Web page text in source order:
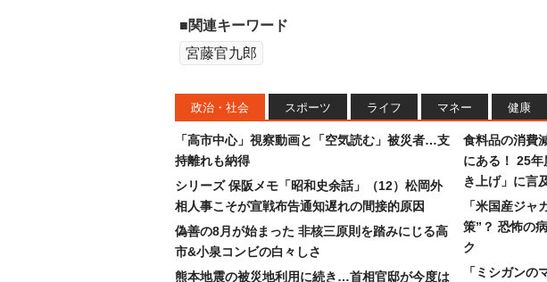
■関連キーワード
宮藤官九郎
政治・社会 スポーツ ライフ マネー 健康
「高市中心」視察動画と「空気読む」被災者…支
持離れも納得
シリーズ 保阪メモ「昭和史余話」（12）松岡外
相人事こそが宣戦布告通知遅れの間接的原因
偽善の8月が始まった 非核三原則を踏みにじる高
市&小泉コンビの白々しさ
熊本地震の被災地利用に続き…首相官邸が今度は
食料品の消費
にある！ 25年
き上げ」に言
「米国産ジャ
策”？ 恐怖の
ク
「ミシガン